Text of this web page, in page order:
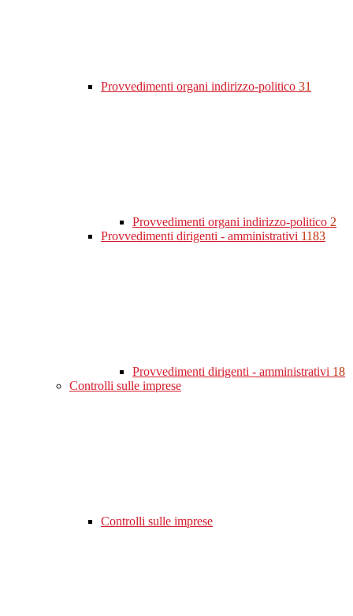
Provvedimenti organi indirizzo-politico 31
Provvedimenti organi indirizzo-politico 2
Provvedimenti dirigenti - amministrativi 1183
Provvedimenti dirigenti - amministrativi 18
Controlli sulle imprese
Controlli sulle imprese